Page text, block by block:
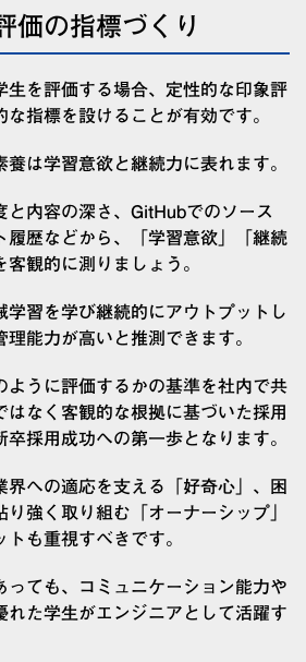
価の指標づくり
生を評価する場合、定性的な印象評
指標を設けることが有効です。
は学習意欲と継続力に表れます。
と内容の深さ、GitHubでのソース
履歴などから、「学習意欲」「継続
観的に測りましょう。
学習を学び継続的にアウトプットし
能力が高いと推測できます。
ように評価するかの基準を社内で共
はなく客観的な根拠に基づいた採用
採用成功への第一歩となります。
界への適応を支える「好奇心」、困
強く取り組む「オーナーシップ」
も重視すべきです。
っても、コミュニケーション能力や
れた学生がエンジニアとして活躍す